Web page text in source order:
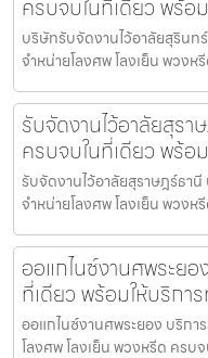
ครบจบในที่เดียว พร้อ
บริษัทรับจัดงานไว้อาลัยสุริน
จำหน่ายโลงศพ โลงเย็น พวง
รับจัดงานไว้อาลัยสุร
ครบจบในที่เดียว พร้อ
รับจัดงานไว้อาลัยสุราษฎร์ธา
จำหน่ายโลงศพ โลงเย็น พวง
ออแกไนซ์งานศพระย
ที่เดียว พร้อมให้บริกา
ออแกไนซ์งานศพระยอง บริก
โลงศพ โลงเย็น พวงหรีด ครบ